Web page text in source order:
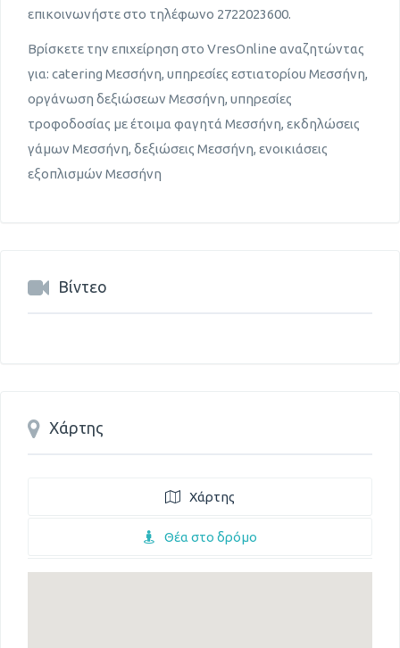
επικοινωνήστε στο τηλέφωνο 2722023600.
Βρίσκετε την επιχείρηση στο VresOnline αναζητώντας
για: catering Μεσσήνη, υπηρεσίες εστιατορίου Μεσσήνη,
οργάνωση δεξιώσεων Μεσσήνη, υπηρεσίες
τροφοδοσίας με έτοιμα φαγητά Μεσσήνη, εκδηλώσεις
γάμων Μεσσήνη, δεξιώσεις Μεσσήνη, ενοικιάσεις
εξοπλισμών Μεσσήνη
Βίντεο
Χάρτης
Χάρτης
Θέα στο δρόμο